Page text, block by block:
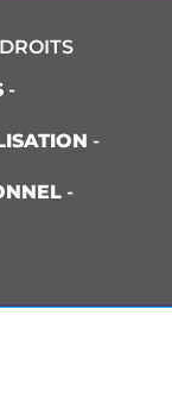
-
-
-